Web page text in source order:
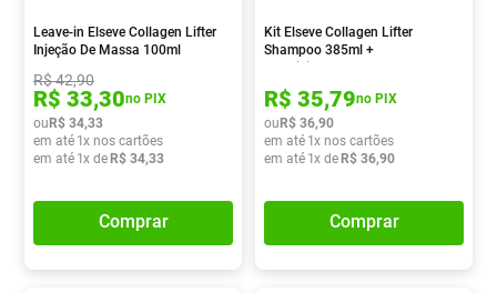
Leave-in Elseve Collagen Lifter
Injeção De Massa 100ml
R$42,90
R$ 33,30no PIX
ouR$ 34,33
em até 1x nos cartões
em até 1x deR$ 34,33
Comprar
Kit Elseve Collagen Lifter
Shampoo 385ml +
Condicionador 170ml
R$ 35,79no PIX
ouR$ 36,90
em até 1x nos cartões
em até 1x deR$ 36,90
Comprar